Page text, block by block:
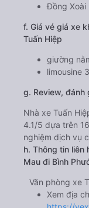
Đồng Xoài
f. Giá vé giá xe
Tuấn Hiệp
giường
limousine
g. Review, đánh
Nhà xe Tuấn
4.1/5 dựa trên
nghiệm dịch vụ
h. Thông tin liên
Mau đi Bình
Văn phòng xe
Xem địa